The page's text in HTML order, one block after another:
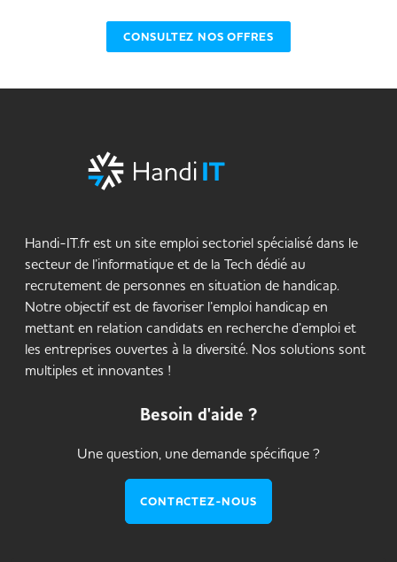
CONSULTEZ NOS OFFRES
Handi-IT.fr est un site emploi sectoriel spécialisé dans le
secteur de l’informatique et de la Tech dédié au
recrutement de personnes en situation de handicap.
Notre objectif est de favoriser l’emploi handicap en
mettant en relation candidats en recherche d’emploi et
les entreprises ouvertes à la diversité. Nos solutions sont
multiples et innovantes !
Besoin d'aide ?
Une question, une demande spécifique ?
CONTACTEZ-NOUS